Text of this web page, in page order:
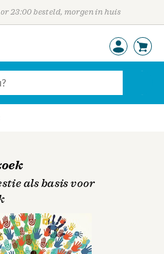
23:00 besteld, morgen in huis
als basis voor